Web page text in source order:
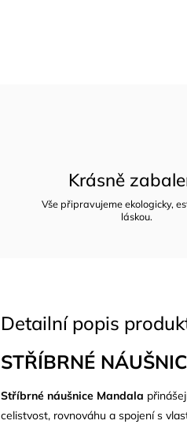
Krásně
Vše připravujeme ekologicky,
láskou.
Detailní popis
STŘÍBRNÉ
Stříbrné náušnice Mandala
celistvost, rovnováhu a spojení s